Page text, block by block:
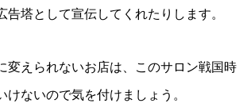
告塔として宣伝してくれたりします。
変えられないお店は、このサロン戦国時
けないので気を付けましょう。